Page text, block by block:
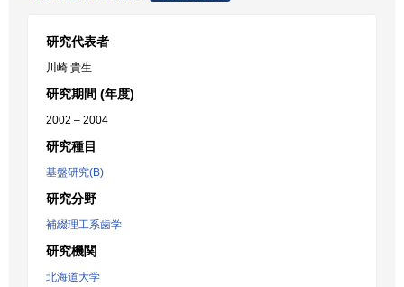
研究代表者
川崎 貴生
研究期間 (年度)
2002 – 2004
研究種目
基盤研究(B)
研究分野
補綴理工系歯学
研究機関
北海道大学